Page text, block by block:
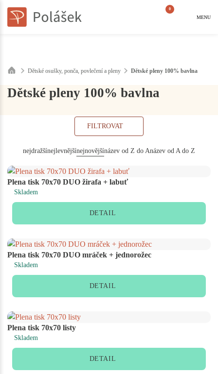
0
MENU
Dětské osušky, ponča, povlečení a pleny Dětské pleny 100% bavlna
Dětské pleny 100% bavlna
FILTROVAT
nejdražšínejlevnějšínejnovějšínázev od Z do Anázev od A do Z
Plena tisk 70x70 DUO žirafa + labuť
Skladem
DETAIL
Plena tisk 70x70 DUO mráček + jednorožec
Skladem
DETAIL
Plena tisk 70x70 listy
Skladem
DETAIL